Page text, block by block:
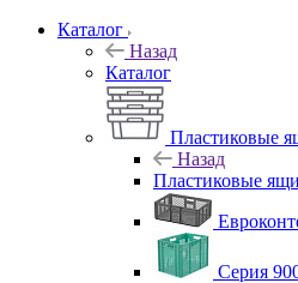
Каталог
Назад
Каталог
Пластиковые
Назад
Пластиковые
Серия